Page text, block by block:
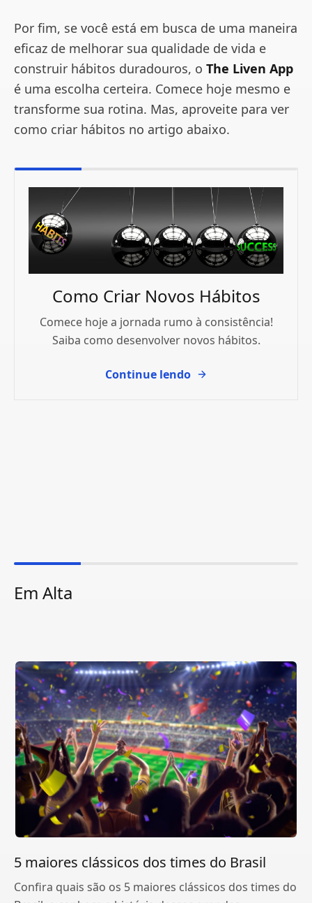
Por fim, se você está em busca de uma maneira
eficaz de melhorar sua qualidade de vida e
construir hábitos duradouros, o The Liven App
é uma escolha certeira. Comece hoje mesmo e
transforme sua rotina. Mas, aproveite para ver
como criar hábitos no artigo abaixo.
Como Criar Novos Hábitos
Comece hoje a jornada rumo à consistência!
Saiba como desenvolver novos hábitos.
Continue lendo
Em Alta
5 maiores clássicos dos times do Brasil
Confira quais são os 5 maiores clássicos dos times do